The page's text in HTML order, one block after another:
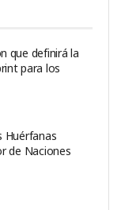
que definirá la
para los
Huérfanas
de Naciones